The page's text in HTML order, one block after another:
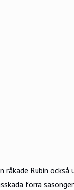
råkade Rubin
förra